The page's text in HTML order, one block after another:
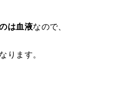
は血液なので、
ります。